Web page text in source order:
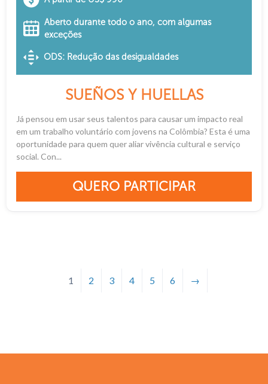
Aberto durante todo o ano, com algumas
exceções
ODS: Redução das desigualdades
SUEÑOS Y HUELLAS
Já pensou em usar seus talentos para causar um impacto real
em um trabalho voluntário com jovens na Colômbia? Esta é uma
oportunidade para quem quer aliar vivência cultural e serviço
social. Con...
QUERO PARTICIPAR
1 2 3 4 5 6 →